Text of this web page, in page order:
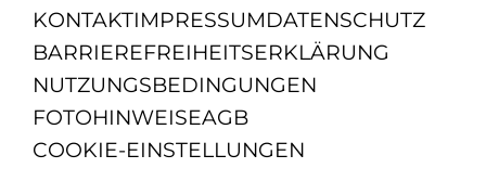
KONTAKTIMPRESSUMDATENSCHUTZ
BARRIEREFREIHEITSERKLÄRUNG
NUTZUNGSBEDINGUNGEN
FOTOHINWEISEAGB
COOKIE-EINSTELLUNGEN